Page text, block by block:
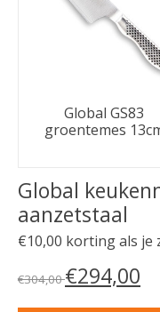
Global GS83
groentemes
Global
aanzetstaal
€10,00 korting als je
€304,00€294,00